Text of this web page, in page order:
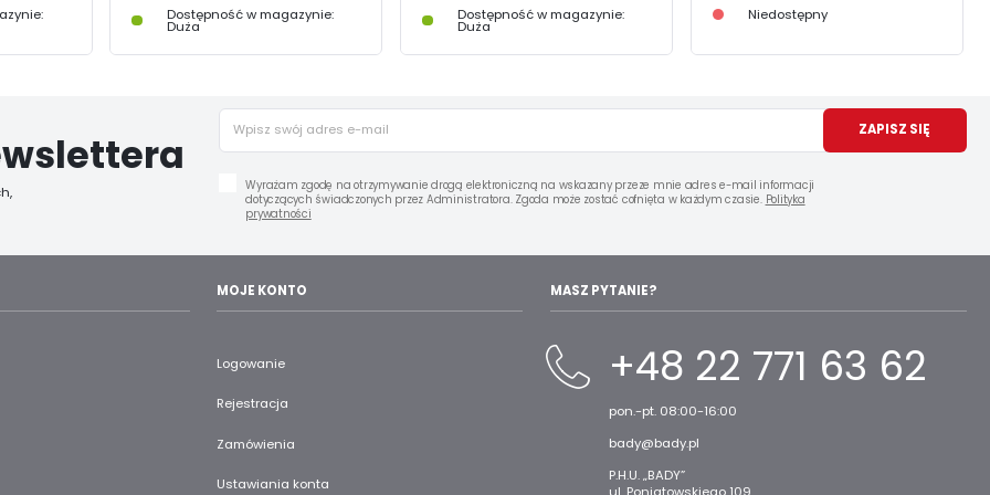
Dostępność w magazynie:
Duża
Dostępność w magazynie:
Duża
Niedostępny
ZAPISZ SIĘ
Wyrażam zgodę na otrzymywanie drogą elektroniczną na wskazany przeze mnie adres e-mail informacji
dotyczących świadczonych przez Administratora. Zgoda może zostać cofnięta w każdym czasie. Polityka
prywatności
MOJE KONTO
Logowanie
Rejestracja
Zamówienia
Ustawiania konta
MASZ PYTANIE?
+48 22 771 63 62
pon.-pt. 08:00-16:00
bady@bady.pl
P.H.U. „BADY”